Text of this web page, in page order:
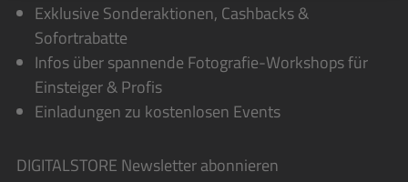
Exklusive Sonderaktionen, Cashbacks &
Sofortrabatte
Infos über spannende Fotografie-Workshops für
Einsteiger & Profis
Einladungen zu kostenlosen Events
DIGITALSTORE Newsletter abonnieren